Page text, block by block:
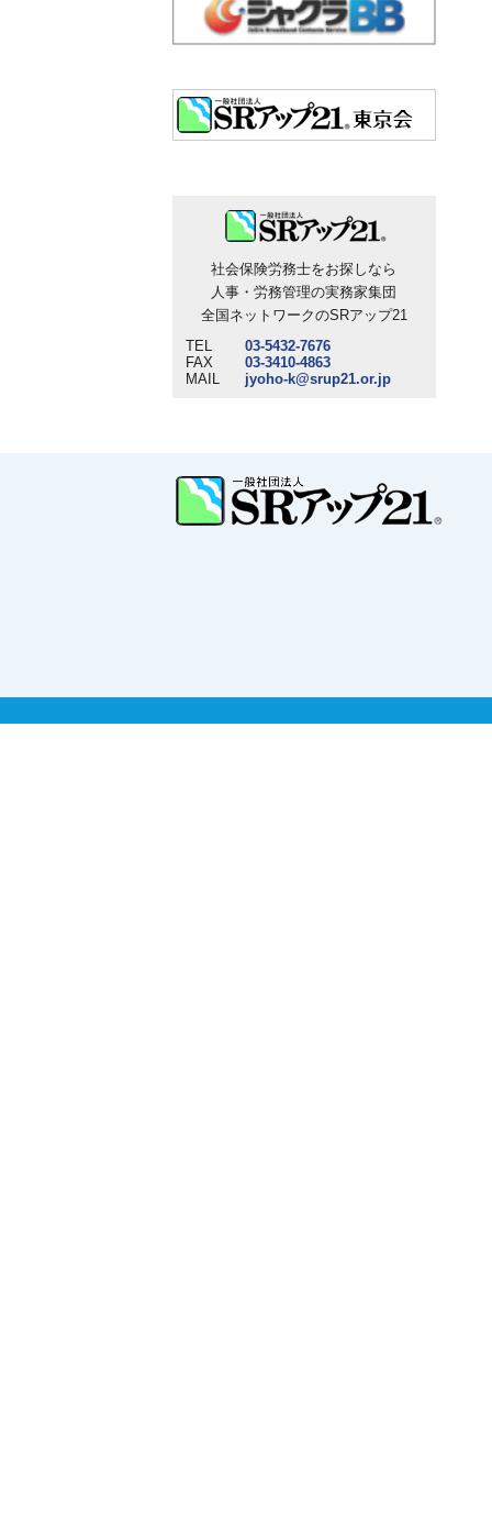
社会保険労務士をお探しなら
人事・労務管理の実務家集団
全国ネットワークのSRアップ21
TEL
03-5432-7676
FAX
03-3410-4863
MAIL
jyoho-k@srup21.or.jp